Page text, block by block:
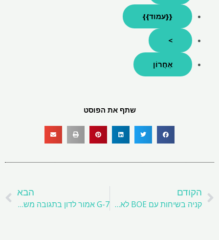
{{עמוד}}
>
אַחֲרוֹן
שתף את הפוסט
קודם
הקודם
קניה בשיחות עם BOE לאחסון זהב היא מבקשת לרכוש
הבא
G-7 אמור לדון בתגובה משותפת למדרכות סין על אדמות נדירות